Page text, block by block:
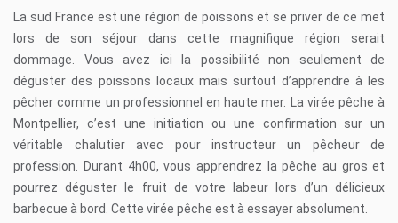
La sud France est une région de poissons et se priver de ce met
lors de son séjour dans cette magnifique région serait
dommage. Vous avez ici la possibilité non seulement de
déguster des poissons locaux mais surtout d’apprendre à les
pêcher comme un professionnel en haute mer. La virée pêche à
Montpellier, c’est une initiation ou une confirmation sur un
véritable chalutier avec pour instructeur un pêcheur de
profession.
Durant 4h00, vous apprendrez la pêche au gros et
pourrez déguster le fruit de votre labeur lors d’un délicieux
barbecue à bord. Cette virée pêche est à essayer absolument.